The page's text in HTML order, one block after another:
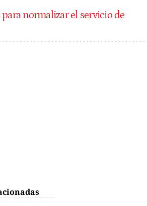
normalizar el servicio de